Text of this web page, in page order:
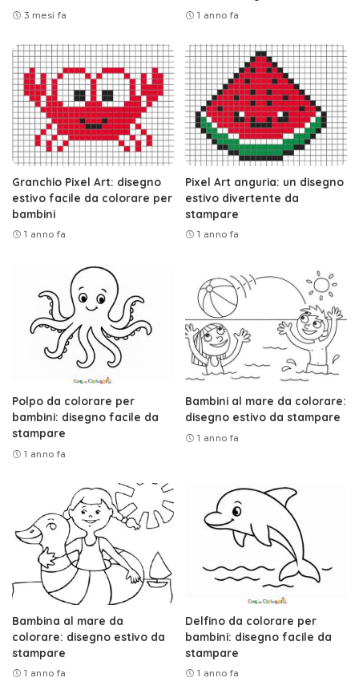
3 mesi fa 1 anno fa
Granchio Pixel Art: disegno
estivo facile da colorare per
bambini
1 anno fa
Pixel Art anguria: un disegno
estivo divertente da
stampare
1 anno fa
Polpo da colorare per
bambini: disegno facile da
stampare
1 anno fa
Bambini al mare da colorare:
disegno estivo da stampare
1 anno fa
Bambina al mare da
colorare: disegno estivo da
stampare
1 anno fa
Delfino da colorare per
bambini: disegno facile da
stampare
1 anno fa